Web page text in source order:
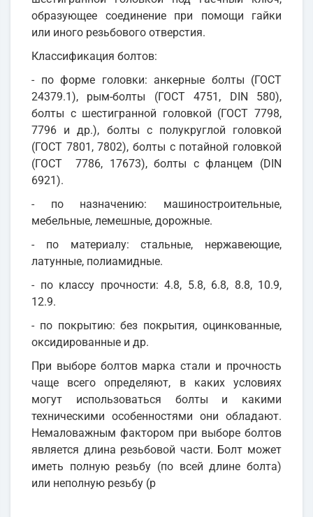
образующее соединение при помощи гайки
или иного резьбового отверстия.
Классификация болтов:
- по форме головки: анкерные болты (ГОСТ
24379.1), рым-болты (ГОСТ 4751, DIN 580),
болты с шестигранной головкой (ГОСТ 7798,
7796 и др.), болты с полукруглой головкой
(ГОСТ 7801, 7802), болты с потайной головкой
(ГОСТ 7786, 17673), болты с фланцем (DIN
6921).
- по назначению: машиностроительные,
мебельные, лемешные, дорожные.
- по материалу: стальные, нержавеющие,
латунные, полиамидные.
- по классу прочности: 4.8, 5.8, 6.8, 8.8, 10.9,
12.9.
- по покрытию: без покрытия, оцинкованные,
оксидированные и др.
При выборе болтов марка стали и прочность
чаще всего определяют, в каких условиях
могут использоваться болты и какими
техническими особенностями они обладают.
Немаловажным фактором при выборе болтов
является длина резьбовой части. Болт может
иметь полную резьбу (по всей длине болта)
или неполную резьбу (р